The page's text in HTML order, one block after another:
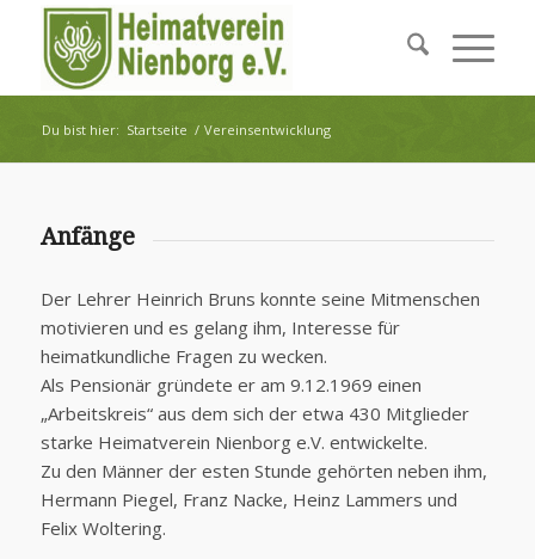
Du bist hier: Startseite / Vereinsentwicklung
Anfänge
Der Lehrer Heinrich Bruns konnte seine Mitmenschen
motivieren und es gelang ihm, Interesse für
heimatkundliche Fragen zu wecken.
Als Pensionär gründete er am 9.12.1969 einen
„Arbeitskreis“ aus dem sich der etwa 430 Mitglieder
starke Heimatverein Nienborg e.V. entwickelte.
Zu den Männer der esten Stunde gehörten neben ihm,
Hermann Piegel, Franz Nacke, Heinz Lammers und
Felix Woltering.